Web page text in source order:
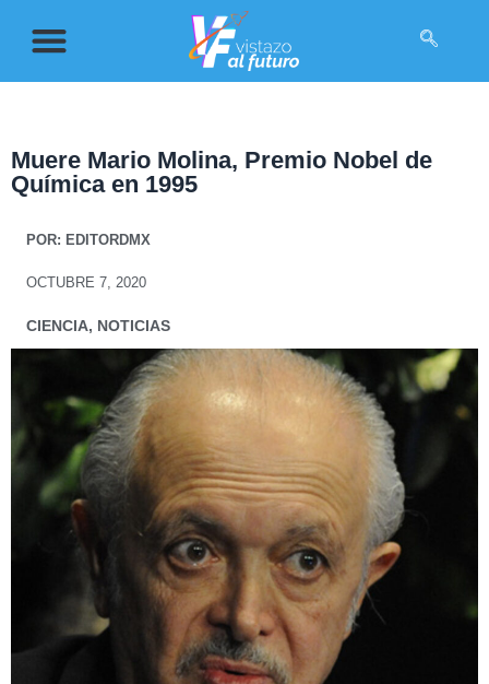
Muere Mario Molina, Premio Nobel de
Química en 1995
POR: EDITORDMX
OCTUBRE 7, 2020
CIENCIA, NOTICIAS